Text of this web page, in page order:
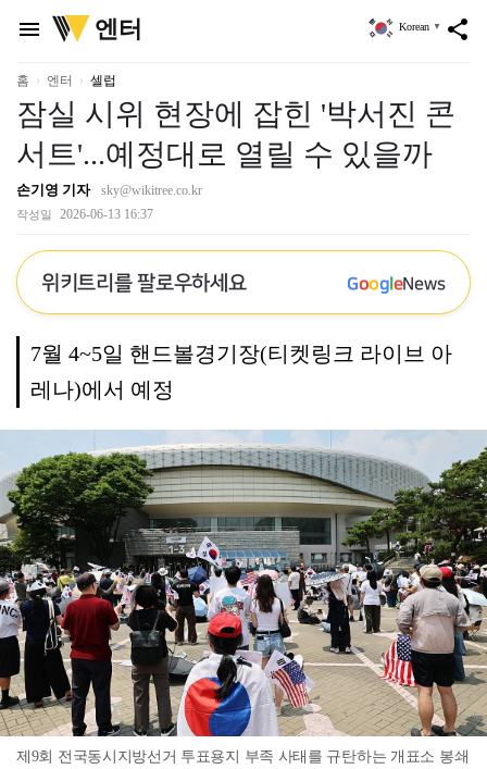
menu
위
키
리
엔터 share
Korean ▼
홈 엔터 셀럽
잠실 시위 현장에 잡힌 '박서진 콘
서트'...예정대로 열릴 수 있을까
손기영 기자 sky@wikitree.co.kr
작성일 2026-06-13 16:37
위키트리를 팔로우하세요 GoogleNews
7월 4~5일 핸드볼경기장(티켓링크 라이브 아
레나)에서 예정
제9회 전국동시지방선거 투표용지 부족 사태를 규탄하는 개표소 봉쇄